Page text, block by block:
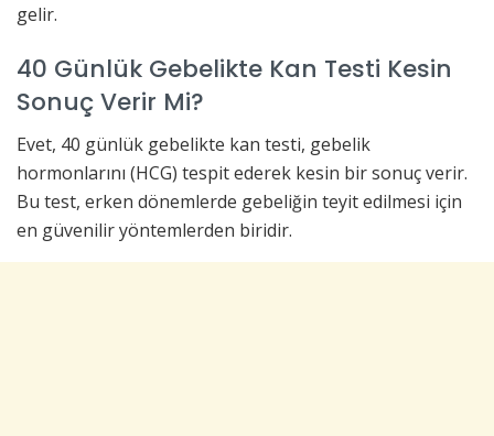
gelir.
40 Günlük Gebelikte Kan Testi Kesin
Sonuç Verir Mi?
Evet, 40 günlük gebelikte kan testi, gebelik
hormonlarını (HCG) tespit ederek kesin bir sonuç verir.
Bu test, erken dönemlerde gebeliğin teyit edilmesi için
en güvenilir yöntemlerden biridir.